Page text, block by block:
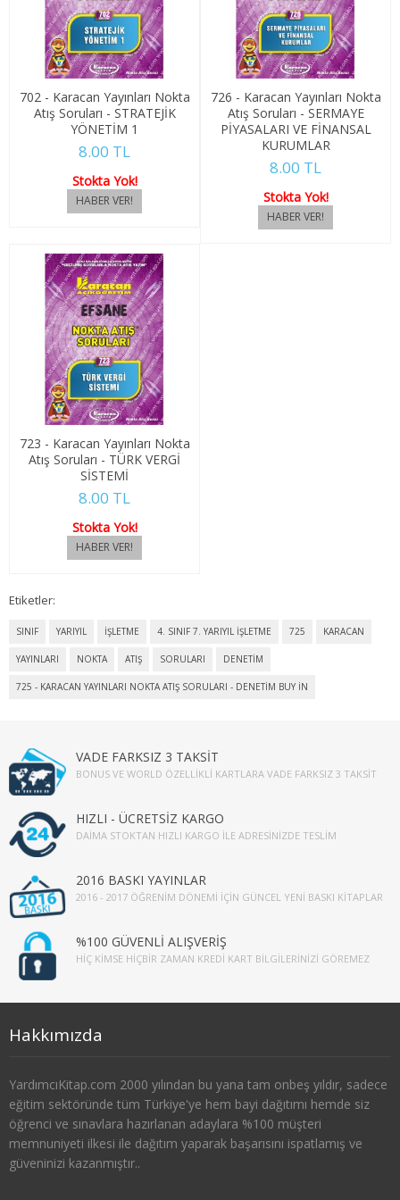
4. SINIF 7. YARIYIL ULUSLARARASI İLŞ
4. SINIF 8. YARIYIL ULUSLARARASI İLŞ
KONAKLAMA İŞLETMECİLİĞİ
1. SINIF 1. YARIYIL KONAKLAMA İŞL
1. SINIF 2. YARIYIL KONAKLAMA İŞL
2. SINIF 4. YARIYIL KONAKLAMA İŞL
3. SINIF 5. YARIYIL KONAKLAMA İŞL
3. SINIF 6. YARIYIL KONAKLAMA İŞL
4. SINIF 7. YARIYIL KONAKLAMA İŞL
4. SINIF 8. YARIYIL KONAKLAMA İŞL
TÜRK DİLİ VE EDEBİYATI
1. SINIF 1. YARIYIL TÜRK DİLİ
1. SINIF 2. YARIYIL TÜRK DİLİ
2. SINIF 4. YARIYIL TÜRK DİLİ
3. SINIF 5. YARIYIL TÜRK DİLİ
4. SINIF 8. YARIYIL TÜRK DİLİ
SOSYOLOJİ
1. SINIF 2. YARIYIL SOSYOLOJİ
2. SINIF 3. YARIYIL SOSYOLOJİ
2. SINIF 4. YARIYIL SOSYOLOJİ
4. SINIF 7. YARIYIL SOSYOLOJİ
4. SINIF 8. YARIYIL SOSYOLOJİ
702 - Karacan Yayınları Nokta
Atış Soruları - STRATEJİK
YÖNETİM 1
8.00 TL
Stokta Yok!
726 - Karacan Yayınları Nokta
Atış Soruları - SERMAYE
PİYASALARI VE FİNANSAL
KURUMLAR
8.00 TL
Stokta Yok!
723 - Karacan Yayınları Nokta
Atış Soruları - TÜRK VERGİ
SİSTEMİ
8.00 TL
Stokta Yok!
Etiketler:
SINIF YARIYIL İŞLETME 4. SINIF 7. YARIYIL İŞLETME 725 KARACAN
YAYINLARI NOKTA ATIŞ SORULARI DENETİM
725 - KARACAN YAYINLARI NOKTA ATIŞ SORULARI - DENETİM BUY IN
VADE FARKSIZ 3 TAKSİT
BONUS VE WORLD ÖZELLIKLI KARTLARA VADE FARKSIZ 3 TAKSIT
HIZLI - ÜCRETSİZ KARGO
DAIMA STOKTAN HIZLI KARGO İLE ADRESINIZDE TESLIM
2016 BASKI YAYINLAR
2016 - 2017 ÖĞRENIM DÖNEMI İÇIN GÜNCEL YENI BASKI KITAPLAR
%100 GÜVENLİ ALIŞVERİŞ
HIÇ KIMSE HIÇBIR ZAMAN KREDI KART BILGILERINIZI GÖREMEZ
Hakkımızda
YardımcıKitap.com 2000 yılından bu yana tam onbeş yıldır, sadece
eğitim sektöründe tüm Türkiye'ye hem bayi dağıtımı hemde siz
öğrenci ve sınavlara hazırlanan adaylara %100 müşteri
memnuniyeti ilkesi ile dağıtım yaparak başarısını ispatlamış ve
güveninizi kazanmıştır..